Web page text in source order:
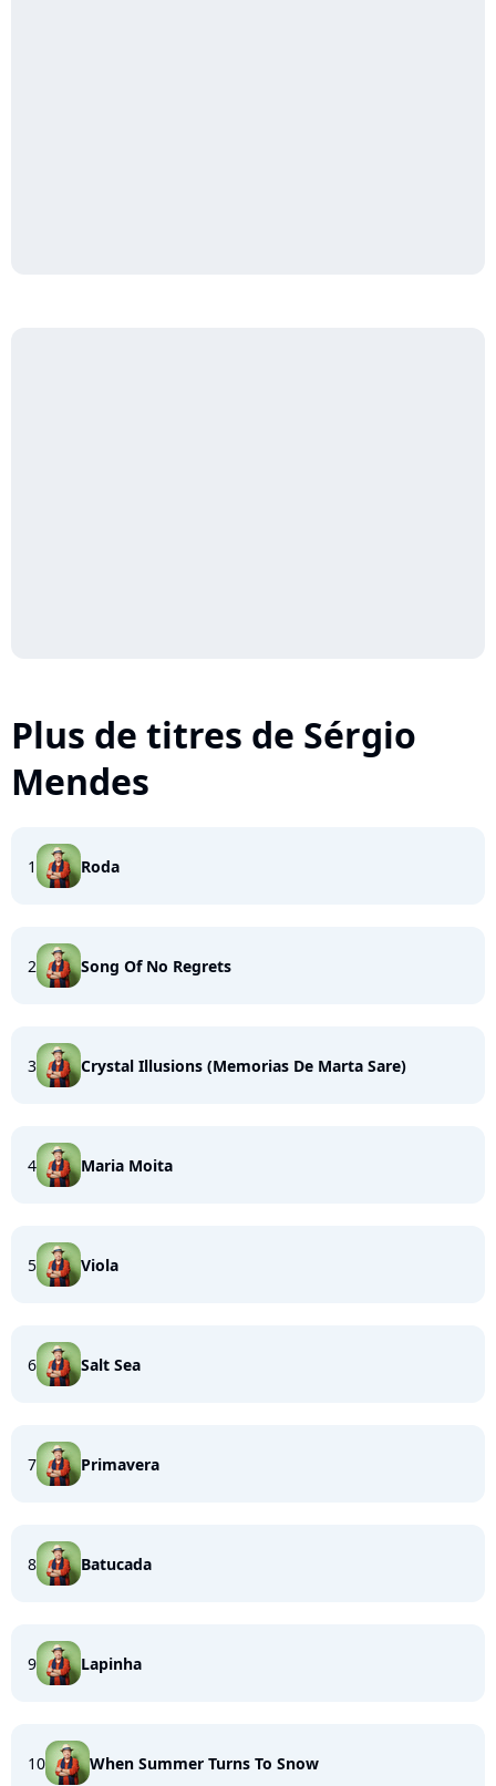
Plus de titres de Sérgio
Mendes
1 Roda
2 Song Of No Regrets
3 Crystal Illusions (Memorias De Marta Sare)
4 Maria Moita
5 Viola
6 Salt Sea
7 Primavera
8 Batucada
9 Lapinha
10 When Summer Turns To Snow